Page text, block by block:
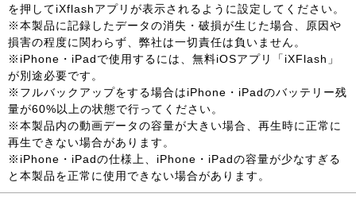
を押してiXflashアプリが表示されるように設定してください。
※本製品に記録したデータの消失・破損が生じた場合、原因や
損害の程度に関わらず、弊社は一切責任は負いません。
※iPhone・iPadで使用するには、無料iOSアプリ「iXFlash」
が別途必要です。
※フルバックアップをする場合はiPhone・iPadのバッテリー残
量が60%以上の状態で行ってください。
※本製品内の動画データの容量が大きい場合、再生時に正常に
再生できない場合があります。
※iPhone・iPadの仕様上、iPhone・iPadの容量が少なすぎる
と本製品を正常に使用できない場合があります。